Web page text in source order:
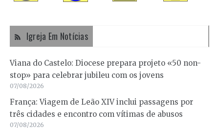
Igreja Em Notícias
Viana do Castelo: Diocese prepara projeto «50 non-
stop» para celebrar jubileu com os jovens
07/08/2026
França: Viagem de Leão XIV inclui passagens por
três cidades e encontro com vítimas de abusos
07/08/2026